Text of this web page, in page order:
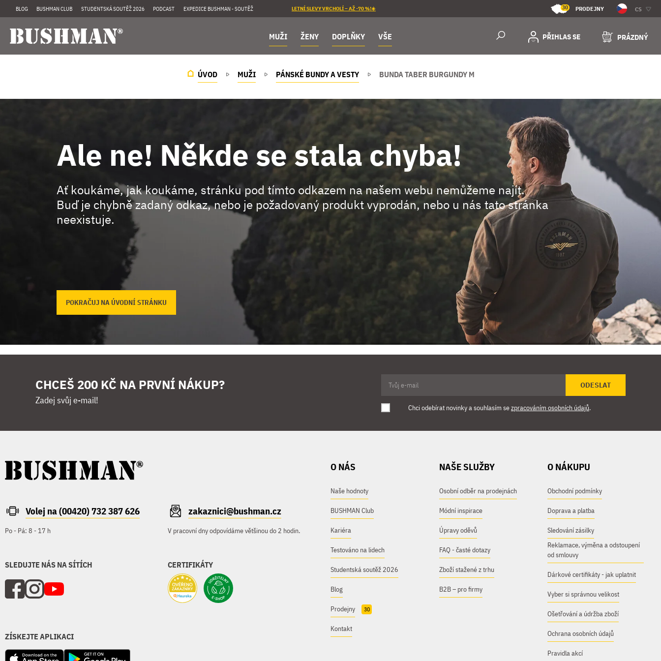
BLOG BUSHMAN CLUB STUDENTSKÁ SOUTĚŽ 2026 PODCAST EXPEDICE BUSHMAN - SOUTĚŽ LETNÍ SLEVY VRCHOLÍ – AŽ -70 %!☀️ 30 PRODEJNY CS
MUŽI ŽENY DOPLŇKY VŠE PŘIHLAS SE PRÁZDNÝ
ÚVOD MUŽI PÁNSKÉ BUNDY A VESTY BUNDA TABER BURGUNDY M
Ale ne! Někde se stala chyba!
Ať koukáme, jak koukáme, stránku pod tímto odkazem na našem webu nemůžeme najít.
Buď je chybně zadaný odkaz, nebo je požadovaný produkt vyprodán, nebo u nás tato stránka
neexistuje.
POKRAČUJ NA ÚVODNÍ STRÁNKU
CHCEŠ 200 KČ NA PRVNÍ NÁKUP?
Zadej svůj e-mail!
ODESLAT
Chci odebírat novinky a souhlasím sezpracováním osobních údajů.
Volej na (00420) 732 387 626
Po - Pá: 8 - 17 h
zakaznici@bushman.cz
V pracovní dny odpovídáme většinou do 2 hodin.
SLEDUJTE NÁS NA SÍTÍCH CERTIFIKÁTY
ZÍSKEJTE APLIKACI
O NÁS
Naše hodnoty
BUSHMAN Club
Kariéra
Testováno na lidech
Studentská soutěž 2026
Blog
Prodejny 30
Kontakt
NAŠE SLUŽBY
Osobní odběr na prodejnách
Módní inspirace
Úpravy oděvů
FAQ - časté dotazy
Zboží stažené z trhu
B2B – pro firmy
O NÁKUPU
Obchodní podmínky
Doprava a platba
Sledování zásilky
Reklamace, výměna a odstoupení
od smlouvy
Dárkové certifikáty - jak uplatnit
Vyber si správnou velikost
Ošetřování a údržba zboží
Ochrana osobních údajů
Pravidla akcí